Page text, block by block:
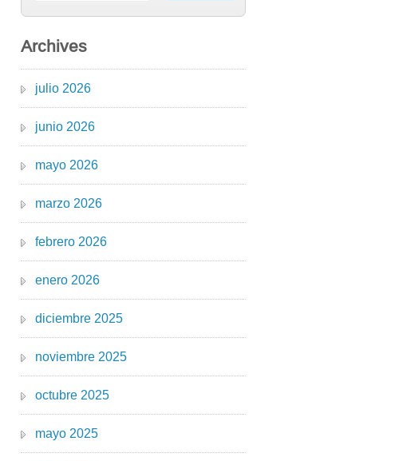
Archives
julio 2026
junio 2026
mayo 2026
marzo 2026
febrero 2026
enero 2026
diciembre 2025
noviembre 2025
octubre 2025
mayo 2025